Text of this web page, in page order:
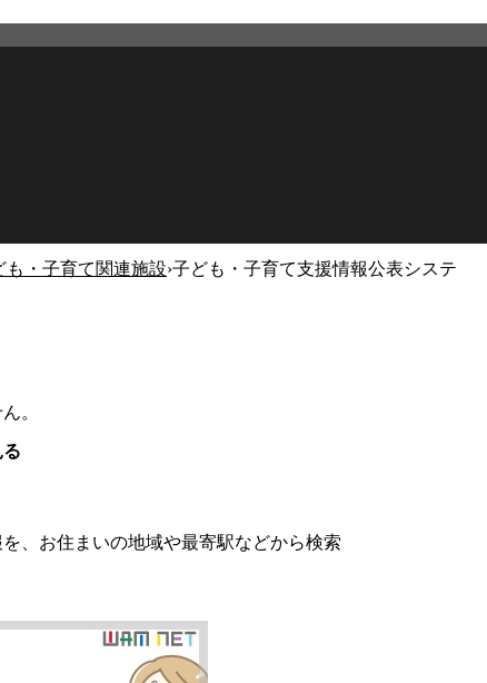
も・子育て関連施設›子ども・子育て支援情報公表システ
。
、お住まいの地域や最寄駅などから検索